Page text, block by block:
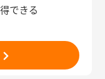
できる